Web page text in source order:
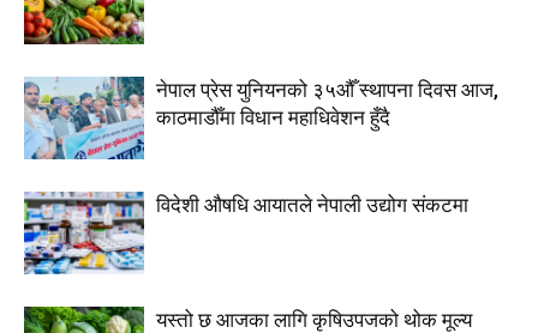
नेपाल प्रेस युनियनको ३५औँ स्थापना दिवस आज,
काठमाडौँमा विधान महाधिवेशन हुँदै
विदेशी औषधि आयातले नेपाली उद्योग संकटमा
यस्तो छ आजका लागि कृषिउपजको थोक मूल्य